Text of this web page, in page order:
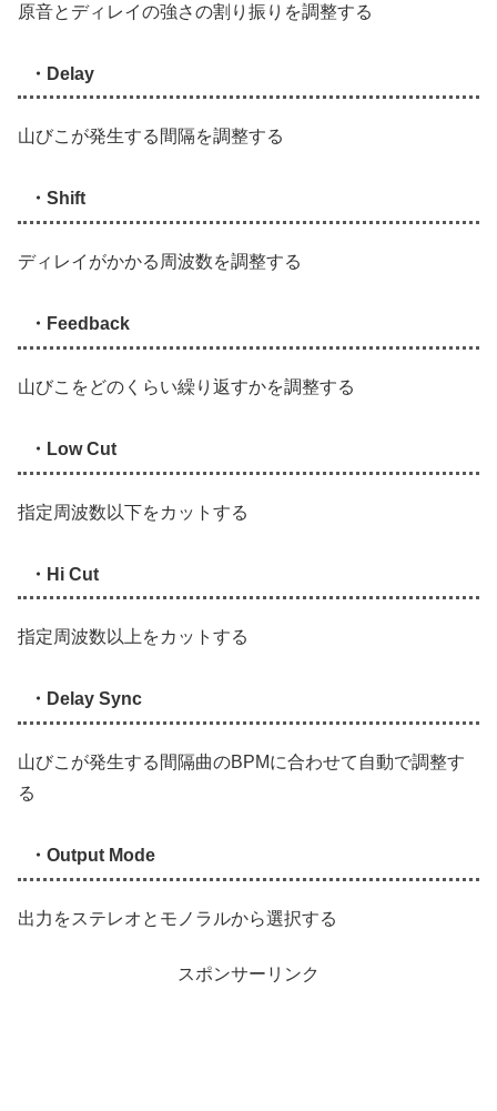
原音とディレイの強さの割り振りを調整する
・Delay
山びこが発生する間隔を調整する
・Shift
ディレイがかかる周波数を調整する
・Feedback
山びこをどのくらい繰り返すかを調整する
・Low Cut
指定周波数以下をカットする
・Hi Cut
指定周波数以上をカットする
・Delay Sync
山びこが発生する間隔曲のBPMに合わせて自動で調整す
る
・Output Mode
出力をステレオとモノラルから選択する
スポンサーリンク